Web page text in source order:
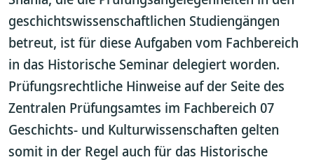
geschichtswissenschaftlichen Studiengängen
betreut, ist für diese Aufgaben vom Fachbereich
in das Historische Seminar delegiert worden.
Prüfungsrechtliche Hinweise auf der Seite des
Zentralen Prüfungsamtes im Fachbereich 07
Geschichts- und Kulturwissenschaften gelten
somit in der Regel auch für das Historische